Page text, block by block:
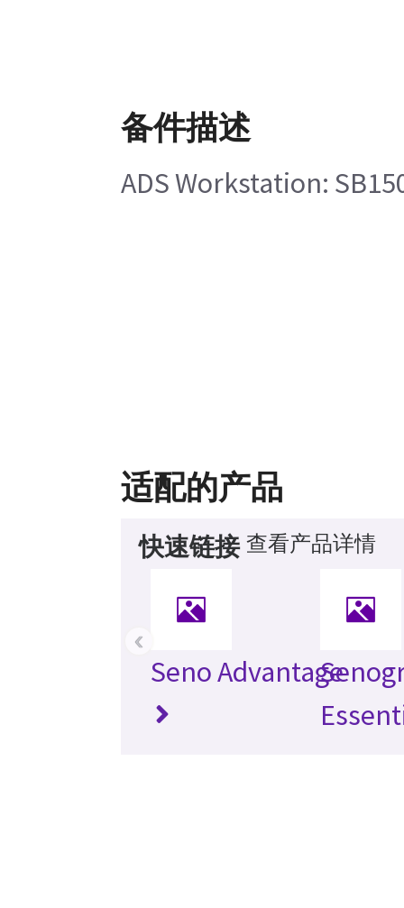
备件描述
ADS Workstation:
适配的产品
快速链接 查看产品详情
Seno Advantage
‹